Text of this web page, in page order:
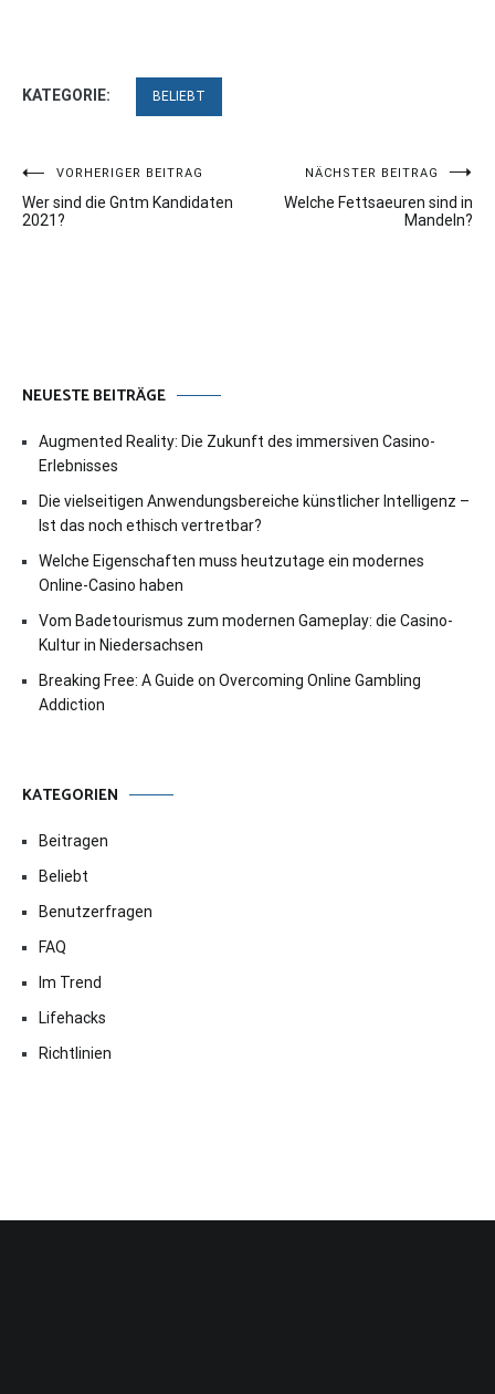
KATEGORIE: BELIEBT
Beitragsnavigation
VORHERIGER BEITRAG
Wer sind die Gntm Kandidaten
2021?
NÄCHSTER BEITRAG
Welche Fettsaeuren sind in
Mandeln?
NEUESTE BEITRÄGE
Augmented Reality: Die Zukunft des immersiven Casino-
Erlebnisses
Die vielseitigen Anwendungsbereiche künstlicher Intelligenz –
Ist das noch ethisch vertretbar?
Welche Eigenschaften muss heutzutage ein modernes
Online-Casino haben
Vom Badetourismus zum modernen Gameplay: die Casino-
Kultur in Niedersachsen
Breaking Free: A Guide on Overcoming Online Gambling
Addiction
KATEGORIEN
Beitragen
Beliebt
Benutzerfragen
FAQ
Im Trend
Lifehacks
Richtlinien